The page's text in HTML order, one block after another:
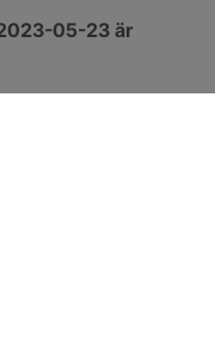
05-23 är
öppnas i nytt fönster.